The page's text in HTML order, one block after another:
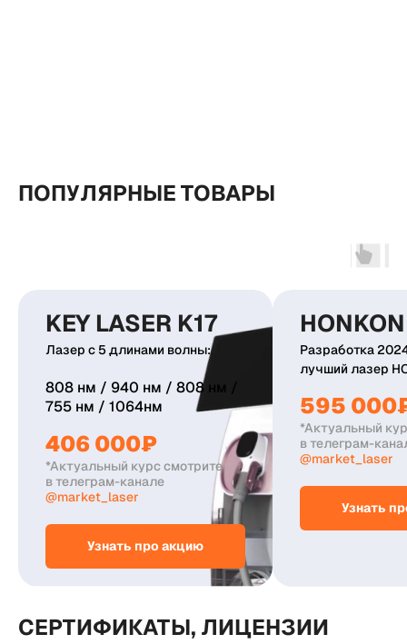
ПОПУЛЯРНЫЕ ТОВАРЫ
KEY LASER K17
Лазер с 5 длинами волны:
808 нм / 940 нм / 808 нм /
755 нм / 1064нм
406 000₽
*Актуальный курс смотрите
в телеграм-канале
@market_laser
Узнать про акцию
Разработка
лучший лазер
595
*Актуальный
в телеграм-
@market_laser
Узнать
СЕРТИФИКАТЫ, ЛИЦЕНЗИИ